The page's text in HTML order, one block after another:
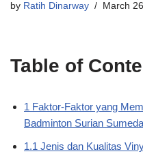
by Ratih Dinarway March
Table of
1 Faktor-Faktor yang
Badminton Surian
1.1 Jenis dan Kualitas